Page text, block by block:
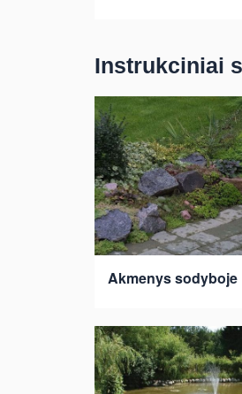
Instrukciniai
Akmenys sodyboje